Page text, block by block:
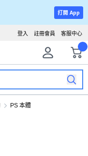
打開 App
客服中心
註冊會員
登入
PS 本體